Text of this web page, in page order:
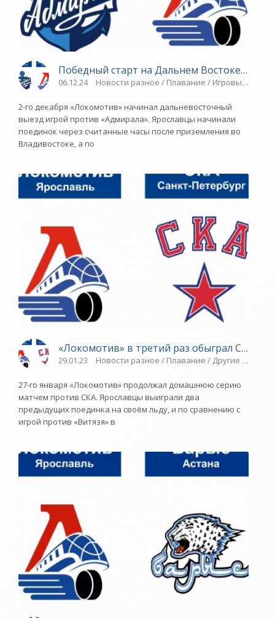
Победный старт на Дальнем Востоке -
06.12.24 Новости разное / Плавание / Игровые
2-го декабря «Локомотив» начинал дальневосточный
выезд игрой против «Адмирала». Ярославцы начинали
поединок через считанные часы после приземления во
Владивостоке, а по
«Локомотив» в третий раз обыграл СКА -
29.01.23 Новости разное / Плавание / Другие виды
27-го января «Локомотив» продолжал домашнюю серию
матчем против СКА. Ярославцы выиграли два
предыдущих поединка на своём льду, и по сравнению с
игрой против «Витязя» в